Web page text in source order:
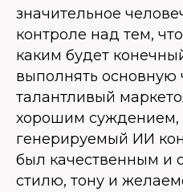
значительное
контроле над тем,
каким будет
выполнять основную
талантливый
хорошим суждением,
генерируемый ИИ
был качественным и
стилю, тону и